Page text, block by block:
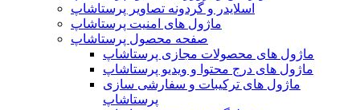
اسلایدر و گردونه تصاویر پرستاشاپ
ماژول های امنیت پرستاشاپ
صفحه محصول پرستاشاپ
ماژول های محصولات مجازی پرستاشاپ
ماژول های درج محتوا و ویدیو پرستاشاپ
ماژول های ترکیبات و سفارشی سازی
پرستاشاپ